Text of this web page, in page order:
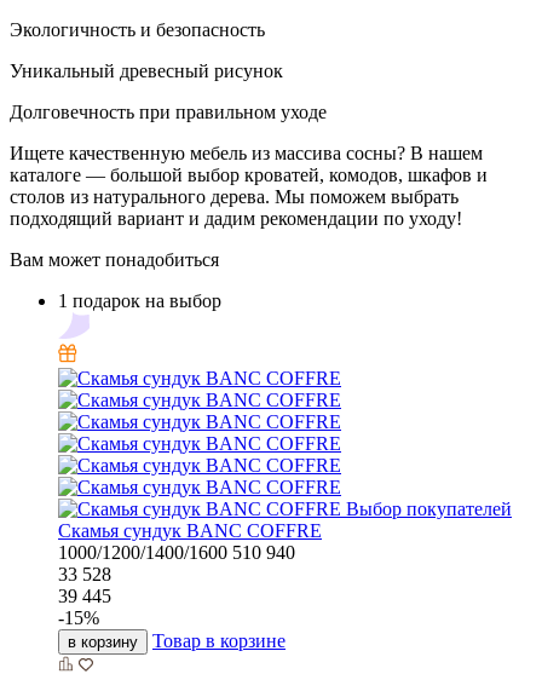
Экологичность и безопасность
Уникальный древесный рисунок
Долговечность при правильном уходе
Ищете качественную мебель из массива сосны? В нашем
каталоге — большой выбор кроватей, комодов, шкафов и
столов из натурального дерева. Мы поможем выбрать
подходящий вариант и дадим рекомендации по уходу!
Вам может понадобиться
1 подарок на выбор
Выбор покупателей
Скамья сундук BANC COFFRE
1000/1200/1400/1600 510 940
33 528
39 445
-15%
в корзину Товар в корзине